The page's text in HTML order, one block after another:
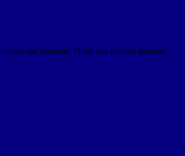
ensure our operation. Thank you for your donation.